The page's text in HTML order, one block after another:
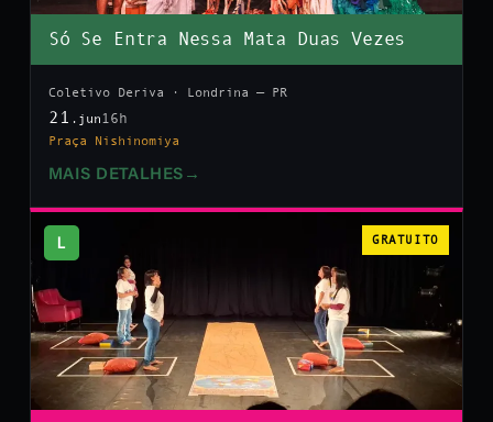
Só Se Entra Nessa Mata Duas Vezes
Coletivo Deriva · Londrina — PR
21 .jun 16h
Praça Nishinomiya
MAIS DETALHES →
L GRATUITO